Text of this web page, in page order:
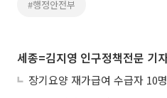
#행정안전부
세종=김지영 인구정책전문 기